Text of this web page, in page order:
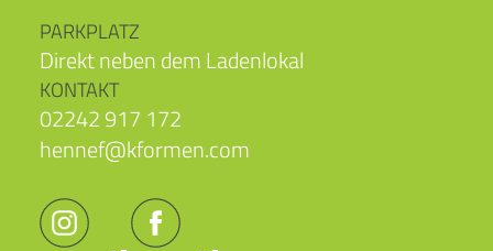
PARKPLATZ
Direkt neben dem Ladenlokal
KONTAKT
02242 917 172
hennef@kformen.com